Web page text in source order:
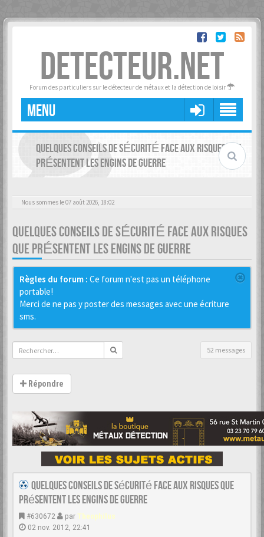
DETECTEUR.NET
Forum des particuliers sur le détecteur de métaux et la détection de loisir
MENU
QUELQUES CONSEILS DE SÉCURITÉ FACE AUX RISQUES QUE
PRÉSENTENT LES ENGINS DE GUERRE
Nous sommes le 07 août 2026, 18:02
QUELQUES CONSEILS DE SÉCURITÉ FACE AUX RISQUES
QUE PRÉSENTENT LES ENGINS DE GUERRE
Règles du forum : Ce forum n'est pas un téléphone
portable!
Merci de ne pas y poster des messages avec une écriture
sms.
52 messages
Répondre
Quelques conseils de sécurité face aux risques que
présentent les engins de guerre
#630672 par Theophilus
02 nov. 2012, 22:41